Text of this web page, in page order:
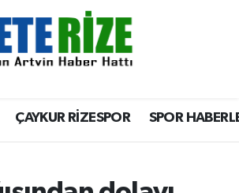
ÇAYKUR RİZESPOR SPOR
Komutanlığı
Eczaneler
Yoğunluk Haritası
Durumu ve Fikstür